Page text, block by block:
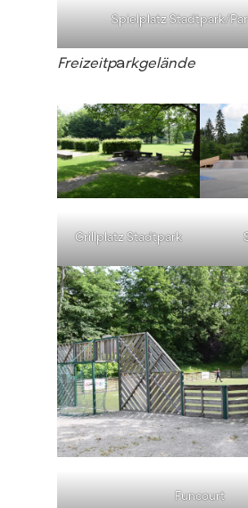
Spielplatz Stadtpark/
Freizeitparkgelände
Grillplatz Stadtpark
Funcourt